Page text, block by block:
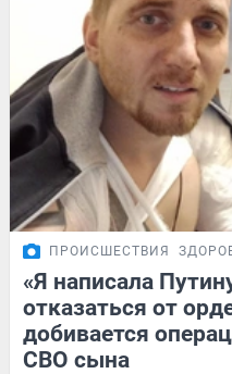
ПРОИСШЕСТВИЯ
«Я написала
отказаться от
добивается
СВО сына